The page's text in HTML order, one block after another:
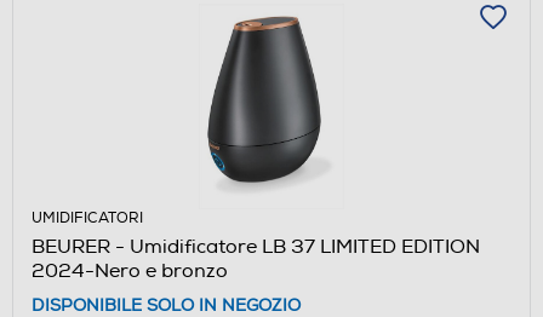
UMIDIFICATORI
BEURER - Umidificatore LB 37 LIMITED EDITION
2024-Nero e bronzo
DISPONIBILE SOLO IN NEGOZIO